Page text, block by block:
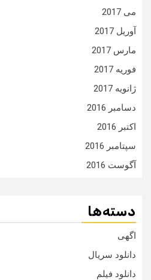
می 2017
آوریل 2017
مارس 2017
فوریه 2017
ژانویه 2017
دسامبر 2016
اکتبر 2016
سپتامبر 2016
آگوست 2016
دسته‌ها
اگهی
دانلود سریال
دانلود فیلم